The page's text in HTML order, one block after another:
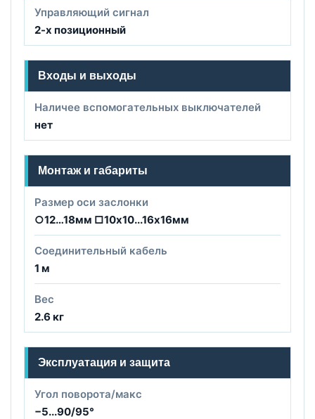
Управляющий сигнал
2-х позиционный
Входы и выходы
Наличее вспомогательных выключателей
нет
Монтаж и габариты
Размер оси заслонки
○12…18мм □10х10...16х16мм
Соединительный кабель
1 м
Вес
2.6 кг
Эксплуатация и защита
Угол поворота/макс
−5...90/95°